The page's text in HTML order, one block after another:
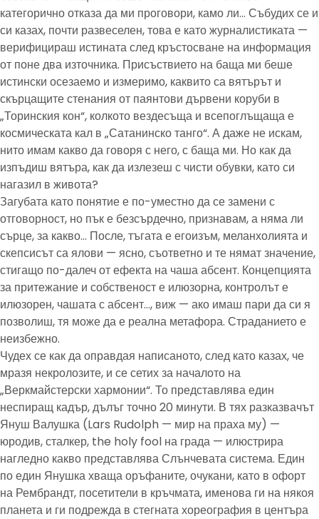
категорично отказа да ми проговори, камо ли… Събудих се и
си казах, почти развеселен, това е като журналистиката —
верифицираш истината след кръстосване на информация
от поне два източника. Присъствието на баща ми беше
истински осезаемо и измеримо, каквито са вятърът и
скърцащите стенания от паянтови дървени коруби в
„Торинския кон“, колкото вездесъща и всепоглъщаща е
космическата кал в „Сатанинско танго“. А даже не искам,
нито имам какво да говоря с него, с баща ми. Но как да
изпъдиш вятъра, как да излезеш с чисти обувки, като си
нагазил в живота?
Загубата като понятие е по-уместно да се замени с
отговорност, но пък е безсърдечно, признавам, а няма ли
сърце, за какво… После, тъгата е егоизъм, меланхолията и
скепсисът са ялови — ясно, съответно и те нямат значение,
стигащо по-далеч от ефекта на чаша абсент. Концепцията
за притежание и собственост е илюзорна, контролът е
илюзорен, чашата с абсент…, виж — ако имаш пари да си я
позволиш, тя може да е реална метафора. Страданието е
неизбежно.
Чудех се как да оправдая написаното, след като казах, че
мразя некролозите, и се сетих за началото на
„Веркмайстерски хармонии“. То представлява един
неспиращ кадър, дълъг точно 20 минути. В тях разказвачът
Януш Валушка (Lars Rudolph — мир на праха му) —
юродив, сталкер, the holy fool на града — илюстрира
нагледно какво представлява Слънчевата система. Един
по един Янушка хваща оръфаните, очукани, като в офорт
на Рембрандт, посетители в кръчмата, именова ги на някоя
планета и ги подрежда в стегната хореография в центъра